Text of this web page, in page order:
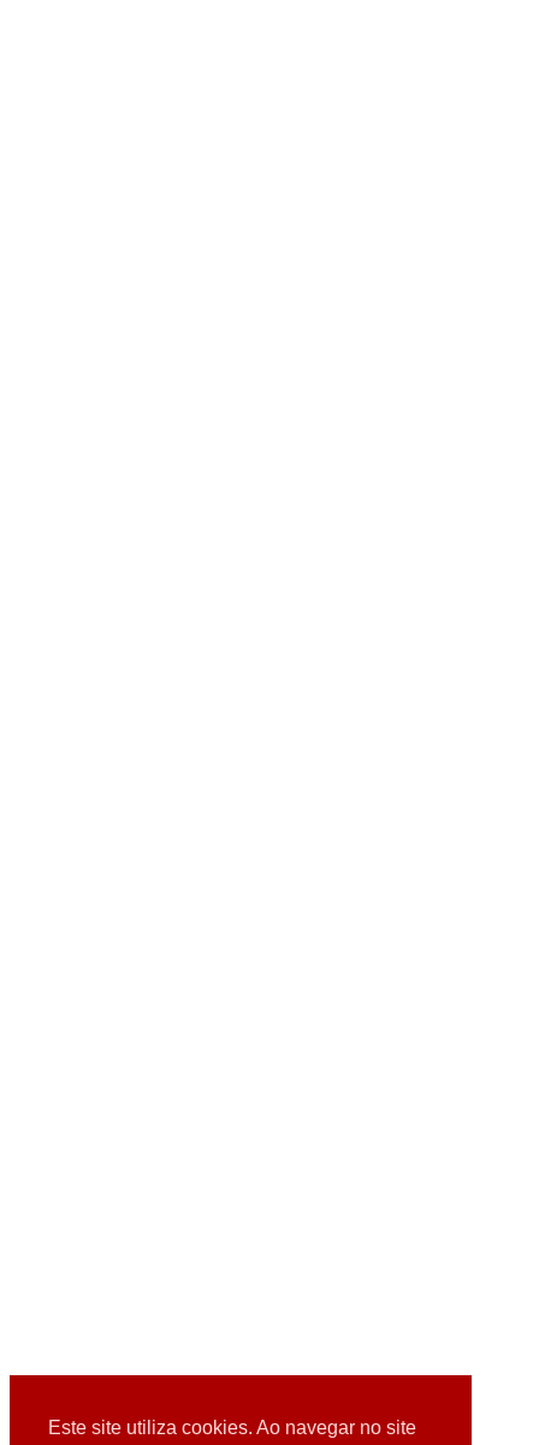
Este site utiliza cookies. Ao navegar no site